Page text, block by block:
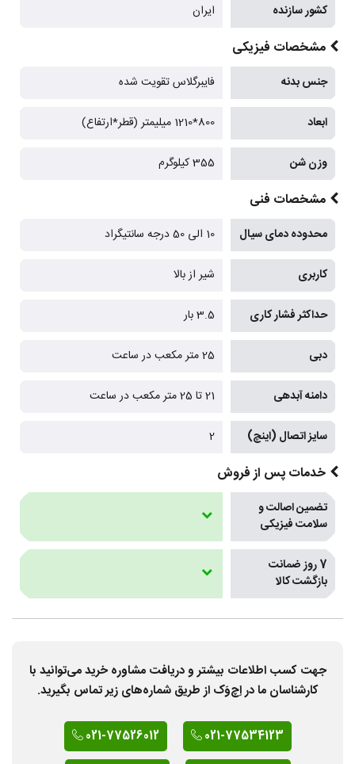
کشور سازنده ایران
مشخصات فیزیکی
جنس بدنه فایبرگلاس تقویت شده
ابعاد 800*1210 میلیمتر (قطر*ارتفاع)
وزن شن 355 کیلوگرم
مشخصات فنی
محدوده دمای سیال 10 الی 50 درجه سانتیگراد
کاربری شیر از بالا
حداکثر فشار کاری 3.5 بار
دبی 25 متر مکعب در ساعت
دامنه آبدهی 21 تا 25 متر مکعب در ساعت
سایز اتصال (اینچ) 2
خدمات پس از فروش
تضمین اصالت و
سلامت فیزیکی
7 روز ضمانت
بازگشت کالا
جهت کسب اطلاعات بیشتر و دریافت مشاوره خرید می‌توانید با
کارشناسان ما در اِچ‌وَک از طریق شماره‌های زیر تماس بگیرید.
021-77534123
021-77526012